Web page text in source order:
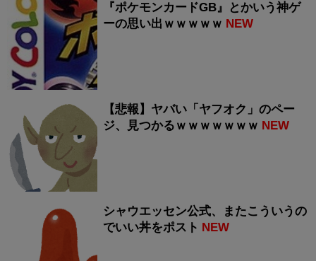
『ポケモンカードGB』とかいう神ゲ
ーの思い出ｗｗｗｗｗ NEW
【悲報】ヤバい「ヤフオク」のペー
ジ、見つかるｗｗｗｗｗｗｗ NEW
シャウエッセン公式、またこういうの
でいい丼をポスト NEW